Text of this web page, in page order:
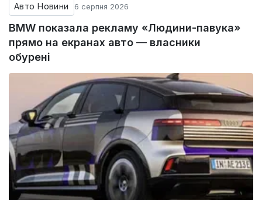
Авто Новини 6 серпня 2026
BMW показала рекламу «Людини-павука»
прямо на екранах авто — власники
обурені